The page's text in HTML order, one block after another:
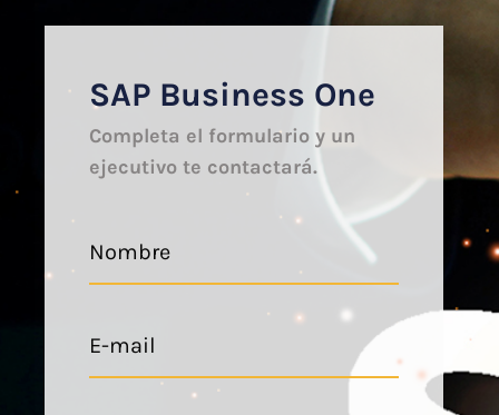
SAP Business One
Completa el formulario y un
ejecutivo te contactará.